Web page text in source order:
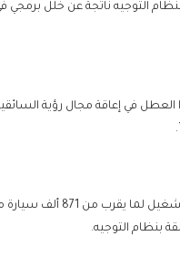
التوجيه ناتجة عن خلل برمجي
في إعاقة مجال رؤية
وبحسب البيان، فإن الشركة الأمريكية